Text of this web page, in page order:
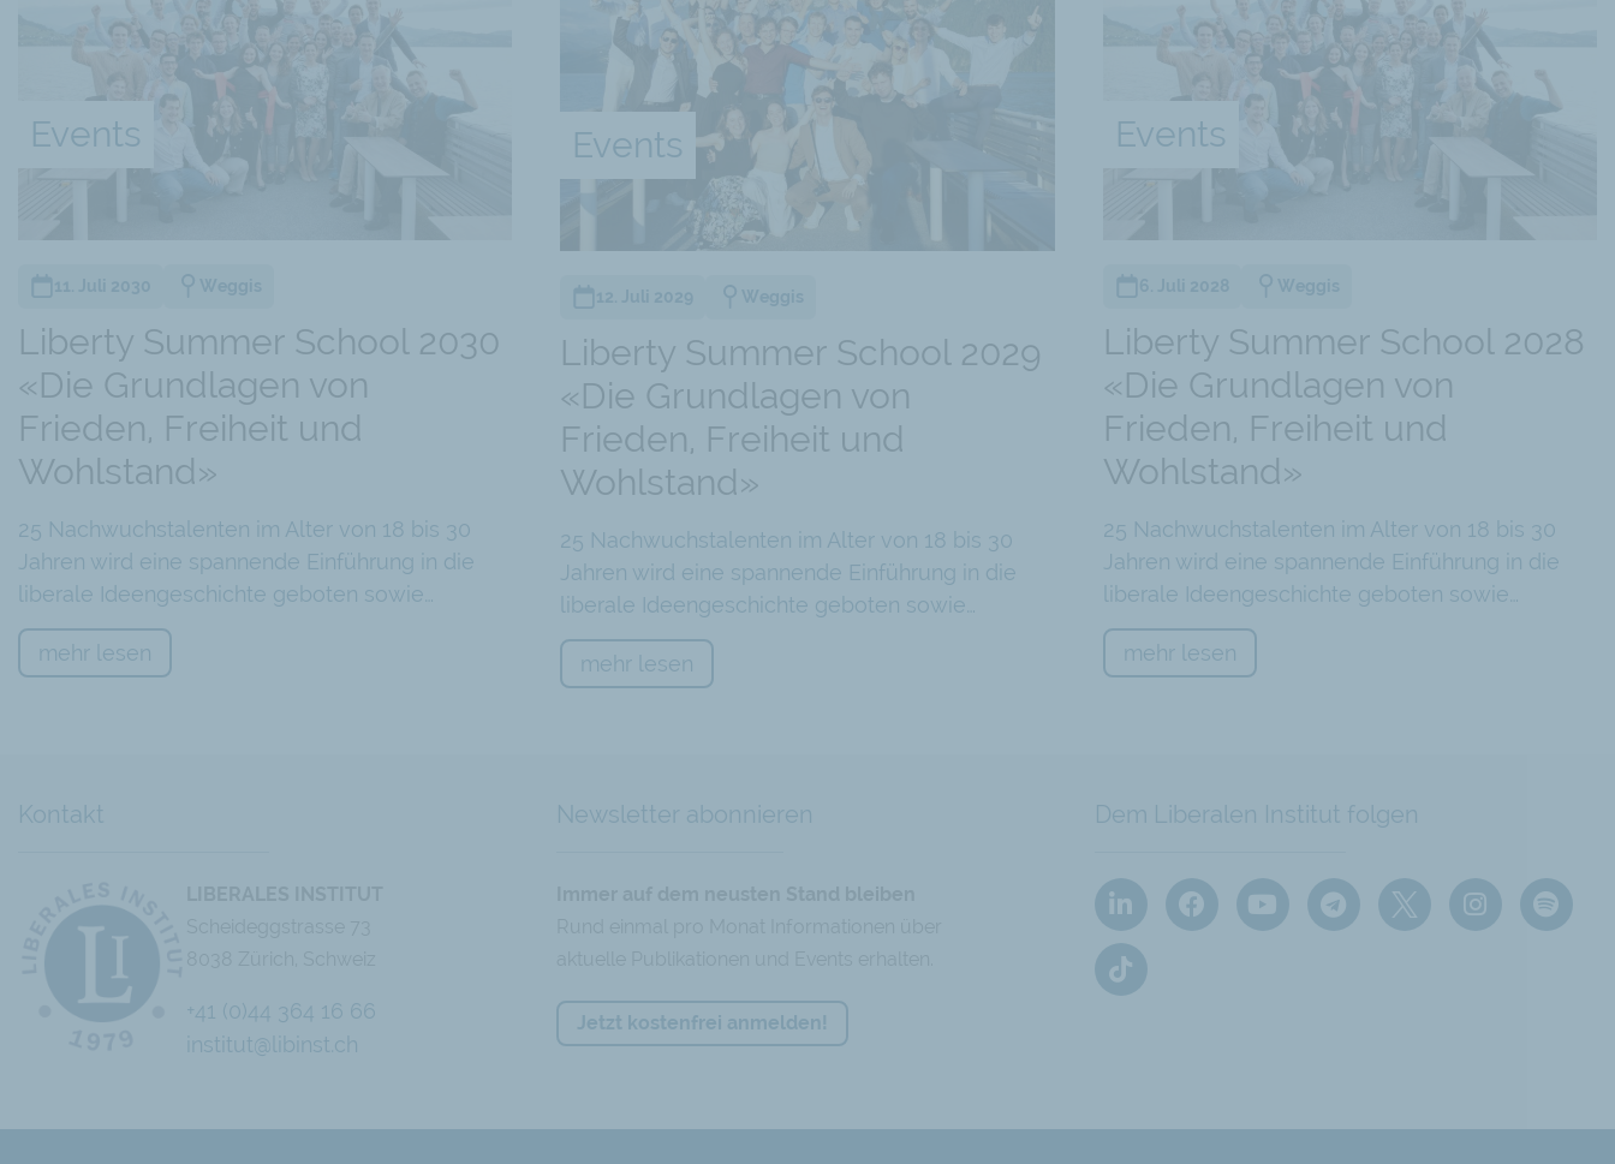
Chatbot
Historischer Hintergrund: Vom Kolonialhafen zur Globalen
Metropole
Singapur wurde 1819 als britische Kolonie gegründet und entwickelte sich schnell zu einem wichtigen
Handelszentrum in der Region, vor allem dank seiner strategischen Lage und einer Politik des Freihandels
und der offenen Grenzen. Diese Prinzipien wurden von britischen Administratoren wie Sir Stamford Raffles
eingeführt, der von den Ideen Adam Smiths inspiriert war.
Rechtsstaatlichkeit und eine effiziente Verwaltung, die es dem Land ermöglichten, nach 1965 schnell zu
wachsen. Die Übernahme des britischen Rechtssystems und der Verwaltung trug wesentlich zur Schaffung
eines günstigen Geschäftsklimas bei.
Events
Liberty Summer School 2030
«Die Grundlagen von
Frieden, Freiheit und
Wohlstand»
25 Nachwuchstalenten im Alter von 18 bis 30
Jahren wird eine spannende Einführung in die
liberale Ideengeschichte geboten sowie…
mehr lesen
Events
Liberty Summer School 2029
«Die Grundlagen von
Frieden, Freiheit und
Wohlstand»
25 Nachwuchstalenten im Alter von 18 bis 30
Jahren wird eine spannende Einführung in die
liberale Ideengeschichte geboten sowie…
mehr lesen
Events
Liberty Summer School 2028
«Die Grundlagen von
Frieden, Freiheit und
Wohlstand»
25 Nachwuchstalenten im Alter von 18 bis 30
Jahren wird eine spannende Einführung in die
liberale Ideengeschichte geboten sowie…
mehr lesen
Kontakt
+41 (0)44 364 16 66
institut@libinst.ch
Newsletter abonnieren
Jetzt kostenfrei anmelden!
Dem Liberalen Institut folgen